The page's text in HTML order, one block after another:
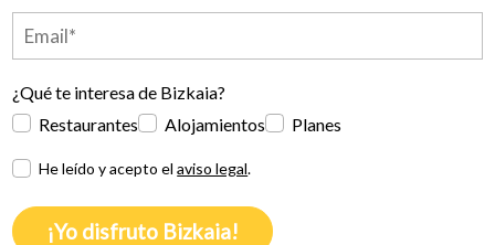
¿Qué te interesa de Bizkaia?
Restaurantes
Alojamientos Planes
He leído y acepto elaviso legal.
¡Yo disfruto Bizkaia!